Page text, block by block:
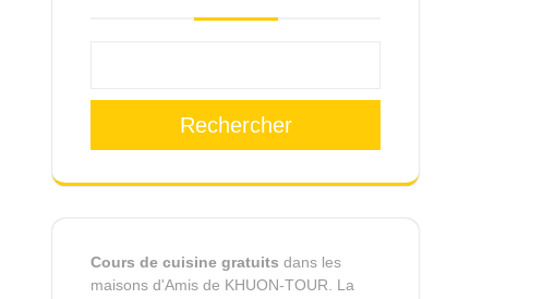
Rechercher
Cours de cuisine gratuits dans les
maisons d'Amis de KHUON-TOUR. La